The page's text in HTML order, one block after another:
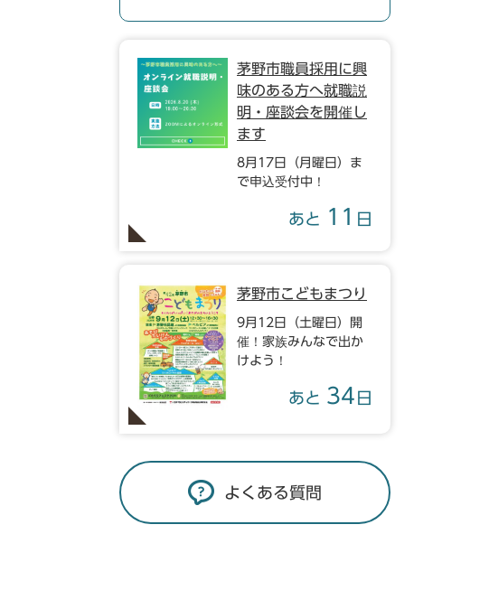
茅野市職員採用に興
味のある方へ就職説
明・座談会を開催し
ます
8月17日（月曜日）ま
で申込受付中！
あと 11 日
茅野市こどもまつり
9月12日（土曜日）開
催！家族みんなで出か
けよう！
あと 34 日
よくある質問